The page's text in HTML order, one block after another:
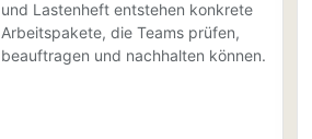
und Lastenheft entstehen konkrete
Arbeitspakete, die Teams prüfen,
beauftragen und nachhalten können.